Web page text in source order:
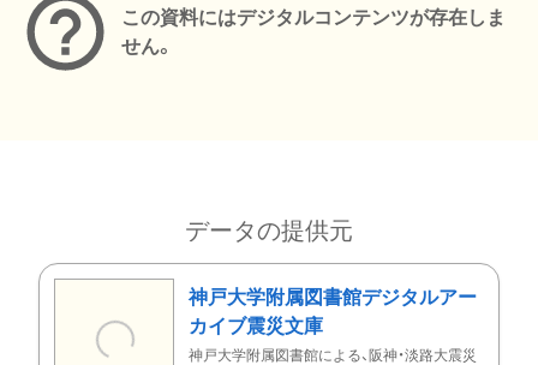
この資料にはデジタルコンテンツが存在しま
せん。
データの提供元
神戸大学附属図書館デジタルアー
カイブ震災文庫
神戸大学附属図書館による、阪神・淡路大震災